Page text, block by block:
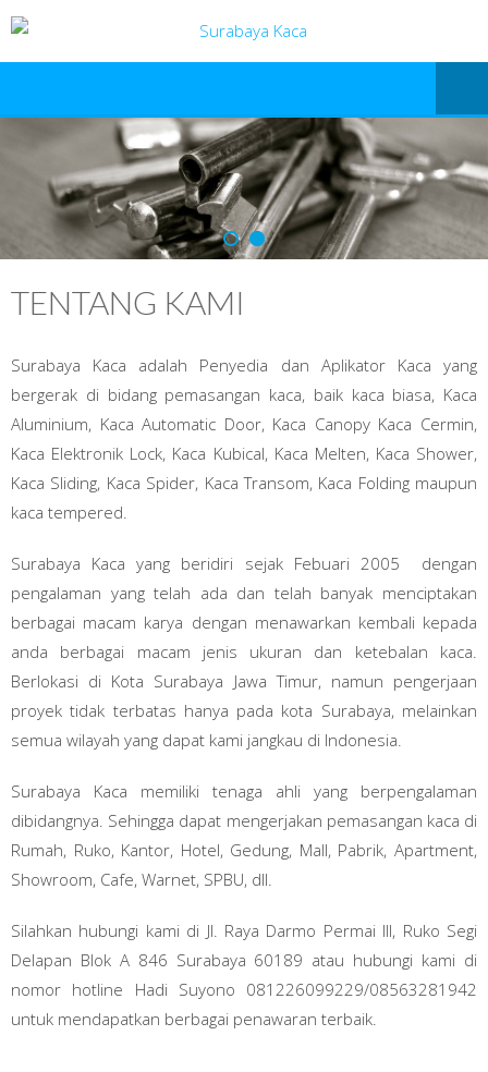
TENTANG KAMI
Surabaya Kaca adalah Penyedia dan Aplikator Kaca yang
bergerak di bidang pemasangan kaca, baik kaca biasa, Kaca
Aluminium, Kaca Automatic Door, Kaca Canopy Kaca Cermin,
Kaca Elektronik Lock, Kaca Kubical, Kaca Melten, Kaca Shower,
Kaca Sliding, Kaca Spider, Kaca Transom, Kaca Folding maupun
kaca tempered.
Surabaya Kaca yang beridiri sejak Febuari 2005 dengan
pengalaman yang telah ada dan telah banyak menciptakan
berbagai macam karya dengan menawarkan kembali kepada
anda berbagai macam jenis ukuran dan ketebalan kaca.
Berlokasi di Kota Surabaya Jawa Timur, namun pengerjaan
proyek tidak terbatas hanya pada kota Surabaya, melainkan
semua wilayah yang dapat kami jangkau di Indonesia.
Surabaya Kaca memiliki tenaga ahli yang berpengalaman
dibidangnya. Sehingga dapat mengerjakan pemasangan kaca di
Rumah, Ruko, Kantor, Hotel, Gedung, Mall, Pabrik, Apartment,
Showroom, Cafe, Warnet, SPBU, dll.
Silahkan hubungi kami di Jl. Raya Darmo Permai III, Ruko Segi
Delapan Blok A 846 Surabaya 60189 atau hubungi kami di
nomor hotline Hadi Suyono 081226099229/08563281942
untuk mendapatkan berbagai penawaran terbaik.